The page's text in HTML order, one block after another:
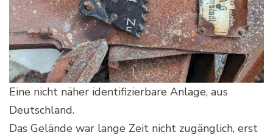
Eine nicht näher identifizierbare Anlage, aus
Deutschland.
Das Gelände war lange Zeit nicht zugänglich, erst